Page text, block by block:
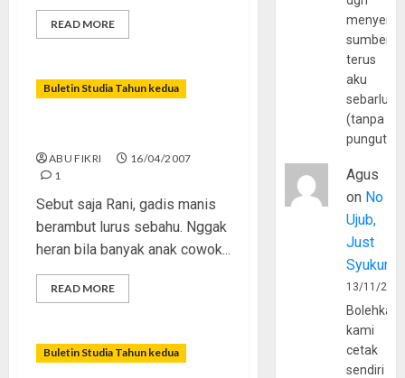
READ MORE
Buletin Studia Tahun kedua
ABU FIKRI
16/04/2007
1
Sebut saja Rani, gadis manis
berambut lurus sebahu. Nggak
heran bila banyak anak cowok...
READ MORE
Buletin Studia Tahun kedua
sumber
terus
aku
(tanpa
Agus
on No
Ujub,
Just
Syukur
13/11/
Bolehkah
kami
cetak
sendiri